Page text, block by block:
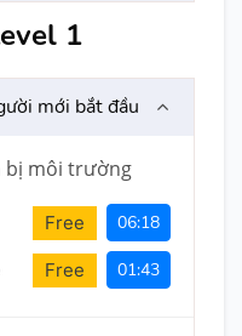
1
mới bắt đầu
bị môi trường
Free 06:18
Free 01:43